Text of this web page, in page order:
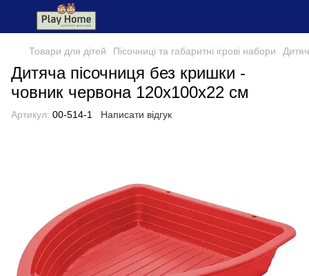
Товари для дітей Пісочниці та габаритні ігрові набори
Дитяча пісочниця без кришки -
човник червона 120x100x22 см
Артикул: 00-514-1 Написати відгук